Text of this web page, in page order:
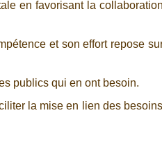
en favorisant la
et son effort repose
publics qui en ont besoin.
la mise en lien des